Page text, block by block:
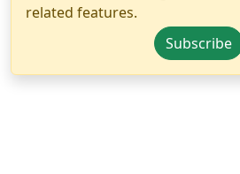
related features.
Subscribe